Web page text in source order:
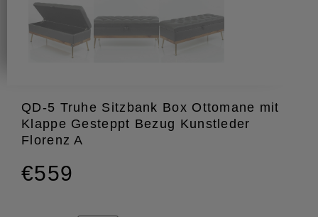
QD-5 Truhe Sitzbank Box Ottomane mit
Klappe Gesteppt Bezug Kunstleder
Florenz A
€559